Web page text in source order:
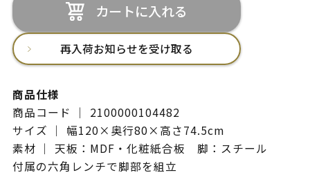
カートに入れる
再入荷お知らせを受け取る
商品仕様
商品コード ｜ 2100000104482
サイズ ｜ 幅120×奥行80×高さ74.5cm
素材 ｜ 天板：MDF・化粧紙合板 脚：スチール
付属の六角レンチで脚部を組立